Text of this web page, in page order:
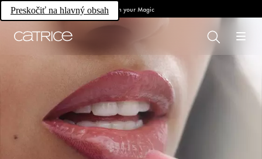
Preskočiť na hlavný obsahOwn your Magic